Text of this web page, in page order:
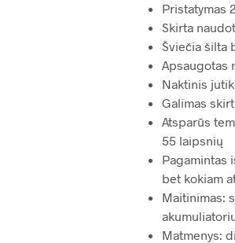
Pristatymas
Skirta
Šviečia šilta
Apsaugotas
Naktinis
Galimas
Atsparūs
55 laipsnių
Pagamintas
bet kokiam
Maitinimas:
Matmenys: